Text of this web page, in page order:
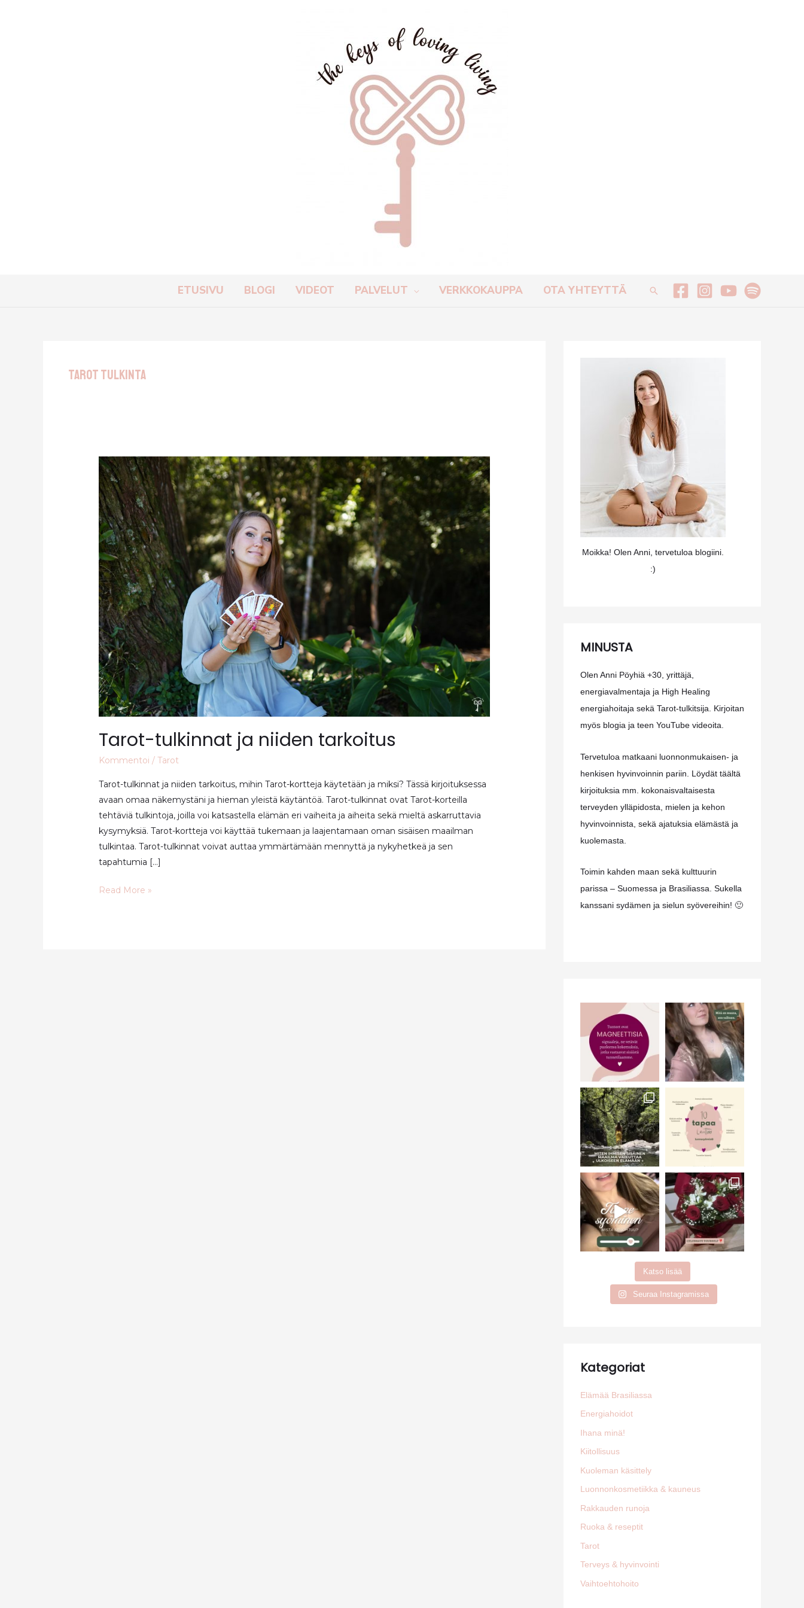
ETUSIVU BLOGI VIDEOT PALVELUT VERKKOKAUPPA OTA YHTEYTTÄ Hae
Tarot Tulkinta
Tarot-tulkinnat ja niiden tarkoitus
Kommentoi /Tarot
Tarot-tulkinnat ja niiden tarkoitus, mihin Tarot-kortteja käytetään ja miksi? Tässä kirjoituksessa
avaan omaa näkemystäni ja hieman yleistä käytäntöä. Tarot-tulkinnat ovat Tarot-korteilla
tehtäviä tulkintoja, joilla voi katsastella elämän eri vaiheita ja aiheita sekä mieltä askarruttavia
kysymyksiä. Tarot-kortteja voi käyttää tukemaan ja laajentamaan oman sisäisen maailman
tulkintaa. Tarot-tulkinnat voivat auttaa ymmärtämään mennyttä ja nykyhetkeä ja sen
tapahtumia […]
Tarot-
Read More »
Moikka! Olen Anni, tervetuloa blogiini.
:)
MINUSTA
Olen Anni Pöyhiä +30, yrittäjä,
energiavalmentaja ja High Healing
energiahoitaja sekä Tarot-tulkitsija. Kirjoitan
myös blogia ja teen YouTube videoita.
Tervetuloa matkaani luonnonmukaisen- ja
henkisen hyvinvoinnin pariin. Löydät täältä
kirjoituksia mm. kokonaisvaltaisesta
terveyden ylläpidosta, mielen ja kehon
hyvinvoinnista, sekä ajatuksia elämästä ja
kuolemasta.
Toimin kahden maan sekä kulttuurin
parissa – Suomessa ja Brasiliassa. Sukella
kanssani sydämen ja sielun syövereihin! 🙂
Katso lisää
Seuraa Instagramissa
Kategoriat
Elämää Brasiliassa
Energiahoidot
Ihana minä!
Kiitollisuus
Kuoleman käsittely
Luonnonkosmetiikka & kauneus
Rakkauden runoja
Ruoka & reseptit
Tarot
Terveys & hyvinvointi
Vaihtoehtohoito